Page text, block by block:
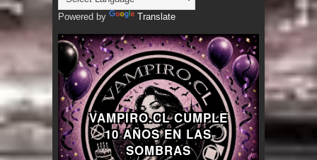
Powered by Translate
VAMPIRO.CL CUMPLE
10 AÑOS EN LAS
SOMBRAS